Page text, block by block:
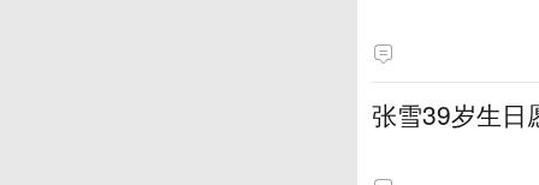
张雪39岁生日